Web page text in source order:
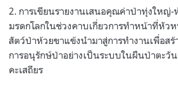
2. การเขียนรายงานเสนอคุณค่าป่าทุ่งใหญ่
มรดกโลกในช่วงคาบเกี่ยวการทำหน้าที่หัว
สัตว์ป่าห้วยขาแข้งนำมาสู่การทำงานเพื่อส
การอนุรักษ์ป่าอย่างเป็นระบบในผืนป่าตะวั
คะเสถียร